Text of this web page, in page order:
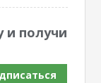
и получи